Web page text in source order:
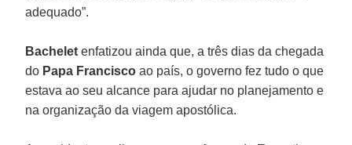
adequado”.
Bachelet enfatizou ainda que, a três dias da chegada
do Papa Francisco ao país, o governo fez tudo o que
estava ao seu alcance para ajudar no planejamento e
na organização da viagem apostólica.